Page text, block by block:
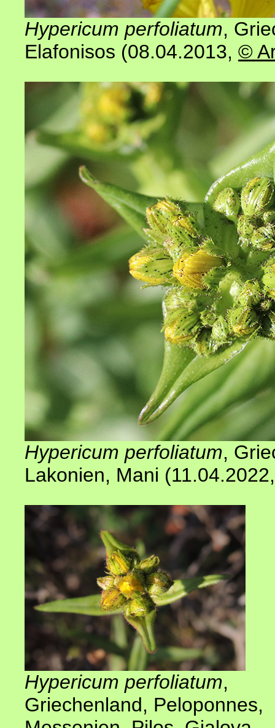
Hypericum perfoliatum,
Elafonisos (08.04.2013, ©
Hypericum perfoliatum,
Lakonien, Mani (11.04.2022
Hypericum perfoliatum,
Griechenland, Peloponnes,